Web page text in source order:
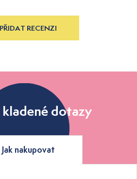
PŘIDAT RECENZI
dotazy
Jak nakupovat